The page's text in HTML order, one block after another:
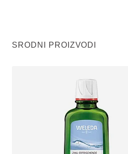
SRODNI PROIZVODI